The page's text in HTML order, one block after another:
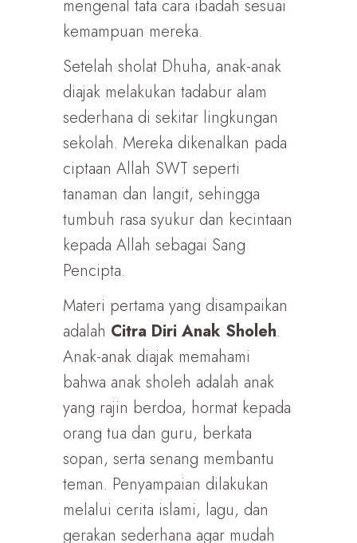
mengenal tata cara ibadah sesuai
kemampuan mereka.
Setelah sholat Dhuha, anak-anak
diajak melakukan tadabur alam
sederhana di sekitar lingkungan
sekolah. Mereka dikenalkan pada
ciptaan Allah SWT seperti
tanaman dan langit, sehingga
tumbuh rasa syukur dan kecintaan
kepada Allah sebagai Sang
Pencipta.
Materi pertama yang disampaikan
adalah Citra Diri Anak Sholeh.
Anak-anak diajak memahami
bahwa anak sholeh adalah anak
yang rajin berdoa, hormat kepada
orang tua dan guru, berkata
sopan, serta senang membantu
teman. Penyampaian dilakukan
melalui cerita islami, lagu, dan
gerakan sederhana agar mudah